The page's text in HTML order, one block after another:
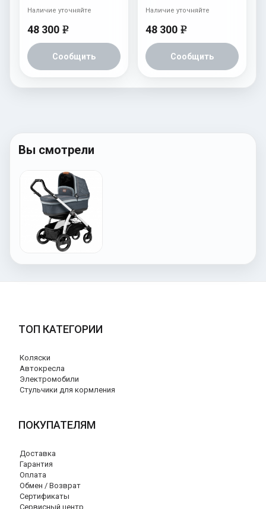
48 300 e
Сообщить
Наличие уточняйте
Atmosphere
48 300 e
Сообщить
Наличие уточняйте
Вы смотрели
ТОП КАТЕГОРИИ
Коляски
Автокресла
Электромобили
Стульчики для кормления
ПОКУПАТЕЛЯМ
Доставка
Гарантия
Оплата
Обмен / Возврат
Сертификаты
Сервисный центр